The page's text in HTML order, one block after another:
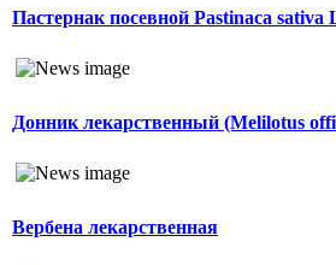
Пастернак посевной Pastinaca sativa
Донник лекарственный (Melilotus
Вербена лекарственная